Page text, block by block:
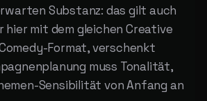
Substanz: das gilt auch
hier mit dem gleichen Creative
Format, verschenkt
muss Tonalität,
Sensibilität von Anfang an